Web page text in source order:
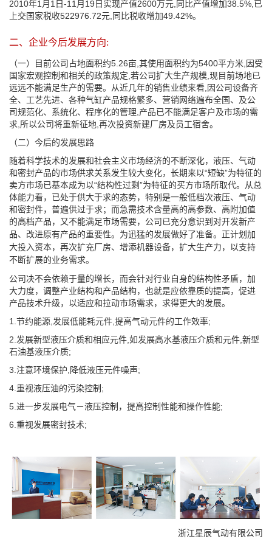
2010年1月1日-11月19日实现产值2600万元,同比产值增加38.5%,已
上交国家税收522976.72元,同比税收增加49.42%。
二、企业今后发展方向:
（一）目前公司占地面积约5.26亩,其使用面积约为5400平方米,因受
国家宏观控制和相关的政策规定,若公司扩大生产规模,现目前场地已
远远不能满足生产的需要。从近几年的销售业绩来看,因公司设备齐
全、工艺先进、各种气缸产品规格繁多、营销网络遍布全国、及公
司规范化、系统化、程序化的管理,产品已不能满足客户及市场的需
求,所以公司将重新征地,再次投资新建厂房及员工宿舍。
（二）今后的发展思路
随着科学技术的发展和社会主义市场经济的不断深化，液压、气动
和密封产品的市场供求关系发生较大变化，长期来以“短缺”为特征的
卖方市场已基本成为以“结构性过剩”为特征的买方市场所取代。从总
体能力看，已处于供大于求的态势，特别是一般低档次液压、气动
和密封件，普遍供过于求；而急需技术含量高的高参数、高附加值
的高档产品，又不能满足市场需要，公司已充分意识到对开发新产
品、改进原有产品的重要性。为迅猛的发展做好了准备。正计划加
大投入资本，再次扩充厂房、增添机器设备，扩大生产力，以支持
不断扩展的业务需求。
公司决不会依赖于量的增长，而会针对行业自身的结构性矛盾，加
大力度，调整产业结构和产品结构，也就是应依靠质的提高，促进
产品技术升级，以适应和拉动市场需求，求得更大的发展。
1.节约能源,发展低能耗元件,提高气动元件的工作效率;
2.发展新型液压介质和相应元件,如发展高水基液压介质和元件,新型
石油基液压介质;
3.注意环境保护,降低液压元件噪声;
4.重视液压油的污染控制;
5.进一步发展电气－液压控制，提高控制性能和操作性能;
6.重视发展密封技术;
浙江星辰气动有限公司